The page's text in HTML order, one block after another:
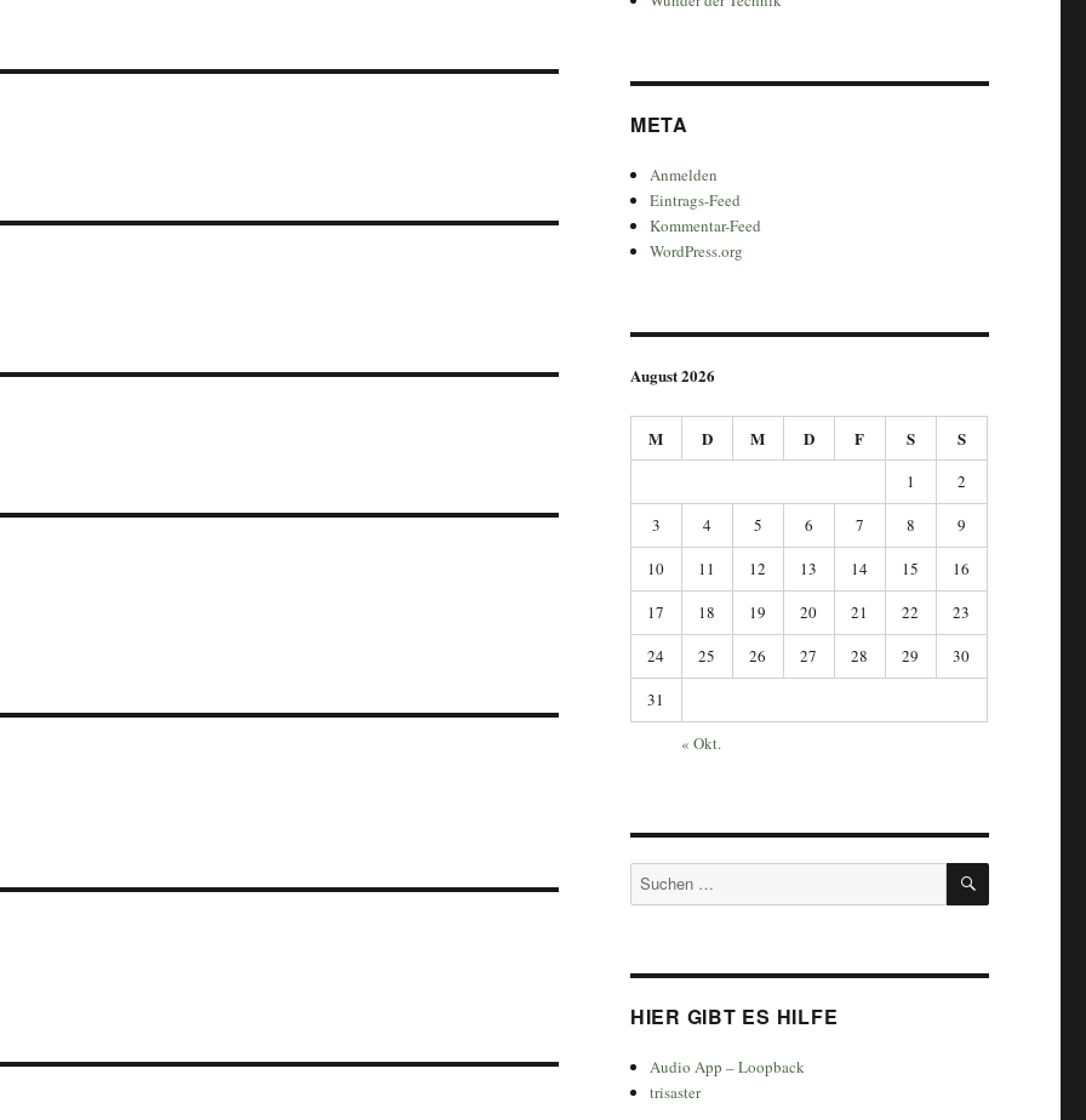
META
Anmelden
Eintrags-Feed
Kommentar-Feed
WordPress.org
August 2026
M D M D F S S
1
2
3
4 5 6 7 8
9
10
11 12 13 14 15
16
17
18 19 20 21 22
23
24
25 26 27 28 29
30
31
« Okt.
Suchen
nach:
SUCHEN
HIER GIBT ES HILFE
Audio App – Loopback
trisaster